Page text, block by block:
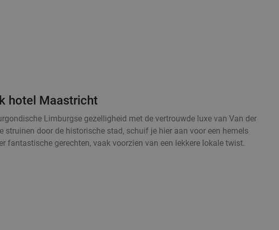
hotel Maastricht
Limburgse gezelligheid met de vertrouwde luxe van Van der
struinen door de historische stad, schuif je hier aan voor een hemels
fantastische gerechten, vaak voorzien van een lekkere lokale twist.